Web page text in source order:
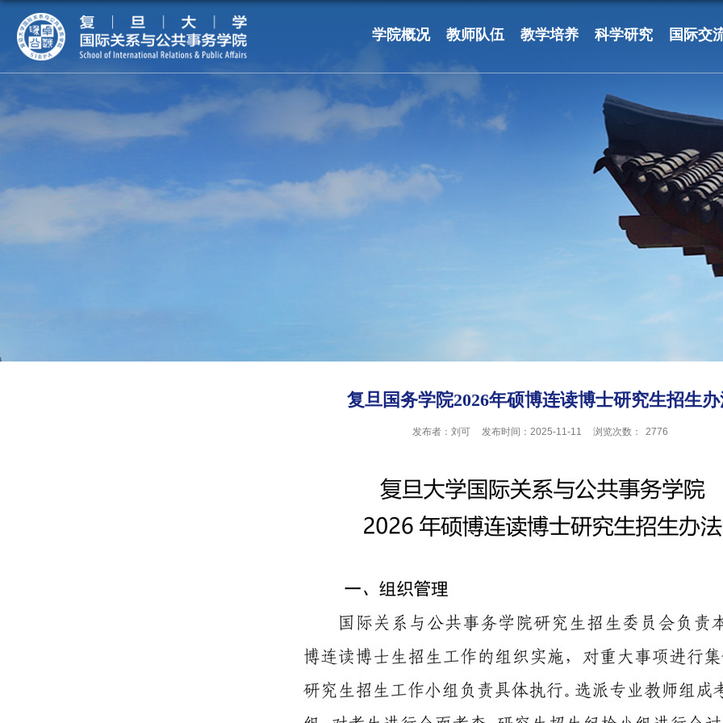
学院概况 教师队伍 教学培养 科学研究 国际交
复旦国务学院2026年硕博连读博士研究生招生
发布者：刘可 发布时间：2025-11-11 浏览次数： 2776